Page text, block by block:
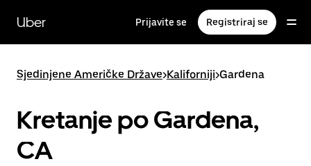
glavni
sadržaj
Uber Prijavite se Registriraj se
Sjedinjene Američke Države>Kaliforniji>Gardena
Kretanje po Gardena,
CA